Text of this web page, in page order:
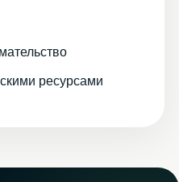
ресурсами